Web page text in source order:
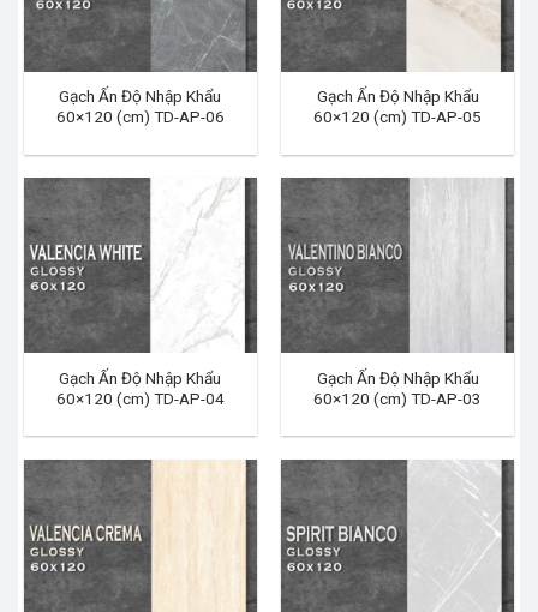
Gạch Ấn Độ Nhập Khẩu
60×120 (cm) TD-AP-06
Gạch Ấn Độ Nhập Khẩu
60×120 (cm) TD-AP-05
Gạch Ấn Độ Nhập Khẩu
60×120 (cm) TD-AP-04
Gạch Ấn Độ Nhập Khẩu
60×120 (cm) TD-AP-03